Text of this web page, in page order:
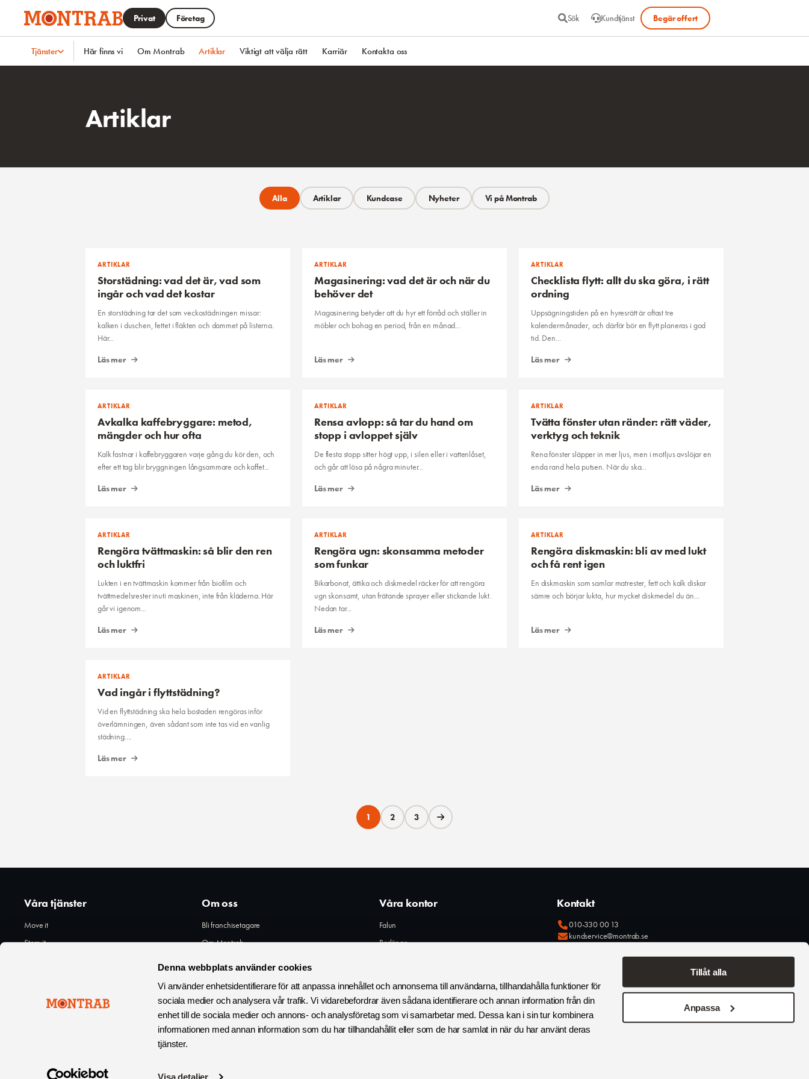
Denna webbplats använder cookies
Vi använder enhetsidentifierare för att anpassa innehållet och annonserna till användarna, tillhandahålla funktioner för
sociala medier och analysera vår trafik. Vi vidarebefordrar även sådana identifierare och annan information från din
enhet till de sociala medier och annons- och analysföretag som vi samarbetar med. Dessa kan i sin tur kombinera
informationen med annan information som du har tillhandahållit eller som de har samlat in när du har använt deras
tjänster.
Visa detaljer
Tillåt alla
Anpassa
Hoppa till huvudinnehållet
Privat Företag Sök Kundtjänst Begär offert
Tjänster Här finns vi Om Montrab Artiklar Viktigt att välja rätt Karriär Kontakta oss
Artiklar
Alla Artiklar Kundcase Nyheter Vi på Montrab
ARTIKLAR
Storstädning: vad det är, vad som
ingår och vad det kostar
En storstädning tar det som veckostädningen missar:
kalken i duschen, fettet i fläkten och dammet på listerna.
Här...
Läs mer
ARTIKLAR
Magasinering: vad det är och när du
behöver det
Magasinering betyder att du hyr ett förråd och ställer in
möbler och bohag en period, från en månad...
Läs mer
ARTIKLAR
Checklista flytt: allt du ska göra, i rätt
ordning
Uppsägningstiden på en hyresrätt är oftast tre
kalendermånader, och därför bör en flytt planeras i god
tid. Den...
Läs mer
ARTIKLAR
Avkalka kaffebryggare: metod,
mängder och hur ofta
Kalk fastnar i kaffebryggaren varje gång du kör den, och
efter ett tag blir bryggningen långsammare och kaffet...
Läs mer
ARTIKLAR
Rensa avlopp: så tar du hand om
stopp i avloppet själv
De flesta stopp sitter högt upp, i silen eller i vattenlåset,
och går att lösa på några minuter...
Läs mer
ARTIKLAR
Tvätta fönster utan ränder: rätt väder,
verktyg och teknik
Rena fönster släpper in mer ljus, men i motljus avslöjar en
enda rand hela putsen. När du ska...
Läs mer
ARTIKLAR
Rengöra tvättmaskin: så blir den ren
och luktfri
Lukten i en tvättmaskin kommer från biofilm och
tvättmedelsrester inuti maskinen, inte från kläderna. Här
går vi igenom...
Läs mer
ARTIKLAR
Rengöra ugn: skonsamma metoder
som funkar
Bikarbonat, ättika och diskmedel räcker för att rengöra
ugn skonsamt, utan frätande sprayer eller stickande lukt.
Nedan tar...
Läs mer
ARTIKLAR
Rengöra diskmaskin: bli av med lukt
och få rent igen
En diskmaskin som samlar matrester, fett och kalk diskar
sämre och börjar lukta, hur mycket diskmedel du än...
Läs mer
ARTIKLAR
Vad ingår i flyttstädning?
Vid en flyttstädning ska hela bostaden rengöras inför
överlämningen, även sådant som inte tas vid en vanlig
städning....
Läs mer
1 2 3
Våra tjänster
Move it
Store it
Om oss
Bli franchisetagare
Om Montrab
Sidkarta
För personal
Våra kontor
Falun
Borlänge
Kontakt
010-330 00 13
kundservice@montrab.se